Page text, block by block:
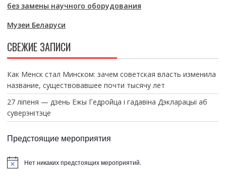
без замены научного оборудования
Музеи Беларуси
СВЕЖИЕ ЗАПИСИ
Как Менск стал Минском: зачем советская власть изменила
название, существовавшее почти тысячу лет
27 ліпеня — дзень Ежы Гедройца і гадавіна Дэкларацыі аб
суверэнітэце
Предстоящие мероприятия
Нет никаких предстоящих мероприятий.